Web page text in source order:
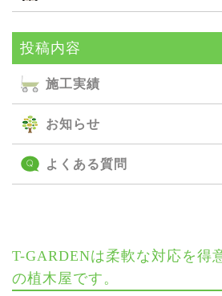
投稿内容
施⼯実績
お知らせ
よくある質問
T-GARDENは柔軟な対応を得
の植木屋です。